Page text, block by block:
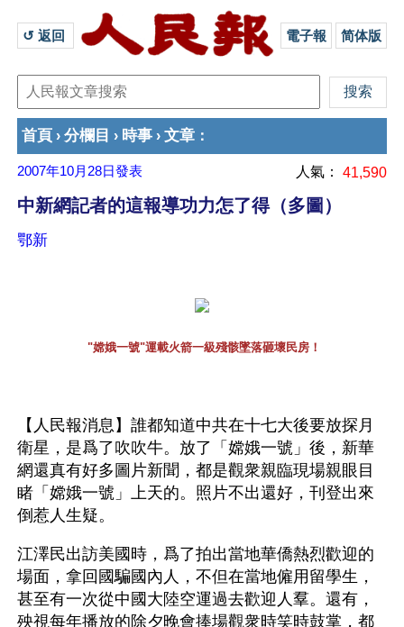
↺ 返回 電子報 简体版
首頁 › 分欄目 › 時事 › 文章 ：
2007年10月28日發表 人氣： 41,590
中新網記者的這報導功力怎了得（多圖）
鄂新
"嫦娥一號"運載火箭一級殘骸墜落砸壞民房！
【人民報消息】誰都知道中共在十七大後要放探月
衛星，是爲了吹吹牛。放了「嫦娥一號」後，新華
網還真有好多圖片新聞，都是觀衆親臨現場親眼目
睹「嫦娥一號」上天的。照片不出還好，刊登出來
倒惹人生疑。
江澤民出訪美國時，爲了拍出當地華僑熱烈歡迎的
場面，拿回國騙國內人，不但在當地僱用留學生，
甚至有一次從中國大陸空運過去歡迎人羣。還有，
殃視每年播放的除夕晚會捧場觀衆時笑時鼓掌，都